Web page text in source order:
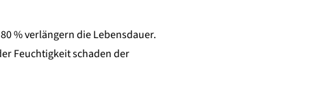
% verlängern die Lebensdauer.
Feuchtigkeit schaden der